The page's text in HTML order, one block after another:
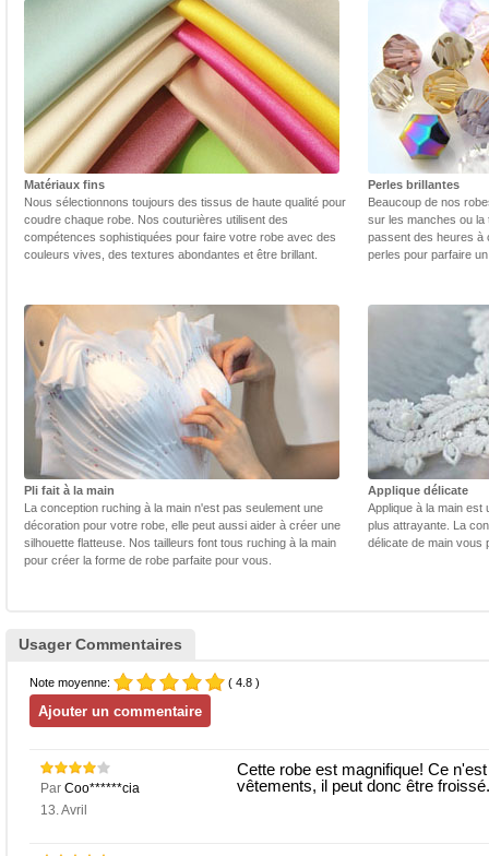
Matériaux fins
Nous sélectionnons toujours des tissus de haute qualité pour
coudre chaque robe. Nos couturières utilisent des
compétences sophistiquées pour faire votre robe avec des
couleurs vives, des textures abondantes et être brillant.
Perles brillantes
Beaucoup de nos
sur les manches ou la
passent des heures à
perles pour parfaire
Pli fait à la main
La conception ruching à la main n'est pas seulement une
décoration pour votre robe, elle peut aussi aider à créer une
silhouette flatteuse. Nos tailleurs font tous ruching à la main
pour créer la forme de robe parfaite pour vous.
Applique délicate
Applique à la main est
plus attrayante. La
délicate de main vous
Usager Commentaires
Note moyenne: ( 4.8 )
Par Coo******cia
13. Avril
Cette robe est magnifique! Ce
vêtements, il peut donc être